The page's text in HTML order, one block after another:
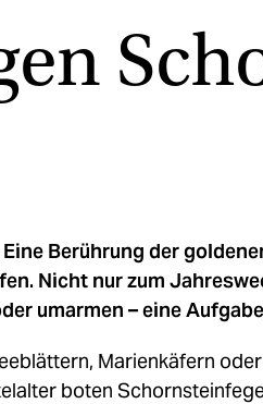
Berührung der
Nicht nur zum
umarmen – eine
Marienkäfern
boten